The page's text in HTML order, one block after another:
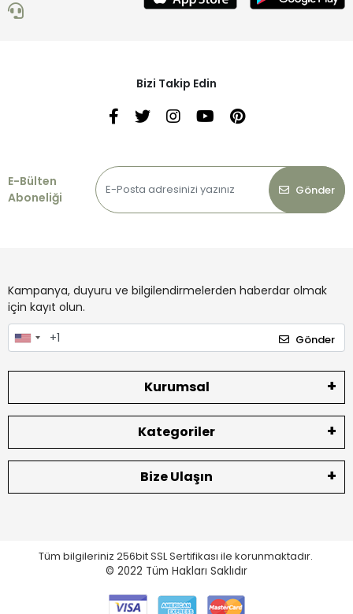
Bizi Takip Edin
E-Bülten
Aboneliği
Gönder
Kampanya, duyuru ve bilgilendirmelerden haberdar olmak
için kayıt olun.
Gönder
Kurumsal
Kategoriler
Bize Ulaşın
Tüm bilgileriniz 256bit SSL Sertifikası ile korunmaktadır.
© 2022 Tüm Hakları Saklıdır